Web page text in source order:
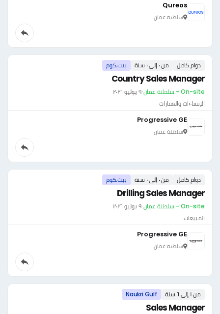
Qureos
سلطنة عمان
دوام كامل من ٠ إلى ٠ سنة بيت.كوم
Country Sales Manager
On-site - سلطنة عمان ·٩ يوليو ٢٠٢٦
الإنشاءات والعقارات
Progressive GE
سلطنة عمان
دوام كامل من ٠ إلى ٠ سنة بيت.كوم
Drilling Sales Manager
On-site - سلطنة عمان ·٩ يوليو ٢٠٢٦
المبيعات
Progressive GE
سلطنة عمان
من ١ إلى ٦ سنة Naukri Gulf
Sales Manager